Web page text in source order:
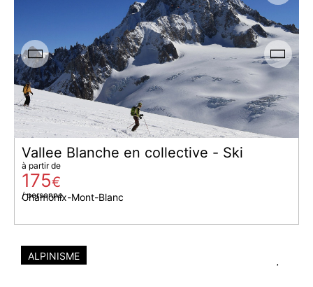
Vallee Blanche en collective - Ski
Chamonix-Mont-Blanc
à partir de
175€
/ personne
ALPINISME